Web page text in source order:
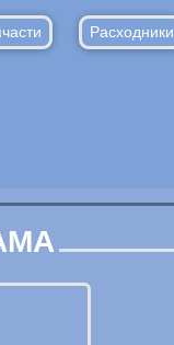
Расходники